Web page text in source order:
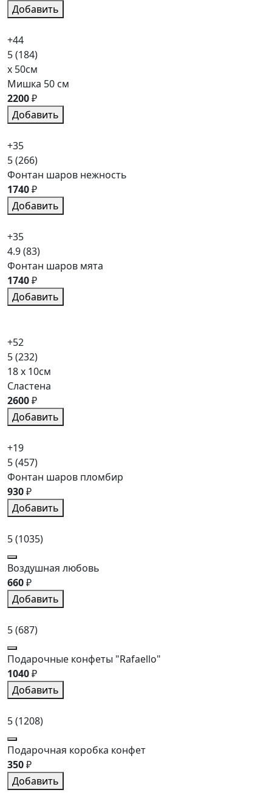
Добавить
+44
5(184)
x 50см
Мишка 50 см
2200₽
Добавить
+35
5(266)
Фонтан шаров нежность
1740₽
Добавить
+35
4.9(83)
Фонтан шаров мята
1740₽
Добавить
+52
5(232)
18 x 10см
Сластена
2600₽
Добавить
+19
5(457)
Фонтан шаров пломбир
930₽
Добавить
5(1035)
Воздушная любовь
660₽
Добавить
5(687)
Подарочные конфеты "Rafaello"
1040₽
Добавить
5(1208)
Подарочная коробка конфет
350₽
Добавить